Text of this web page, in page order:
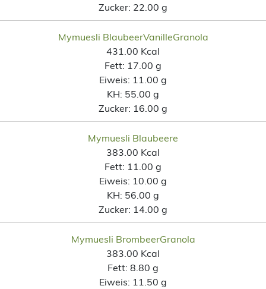
Zucker: 22.00 g
Mymuesli BlaubeerVanilleGranola
431.00 Kcal
Fett: 17.00 g
Eiweis: 11.00 g
KH: 55.00 g
Zucker: 16.00 g
Mymuesli Blaubeere
383.00 Kcal
Fett: 11.00 g
Eiweis: 10.00 g
KH: 56.00 g
Zucker: 14.00 g
Mymuesli BrombeerGranola
383.00 Kcal
Fett: 8.80 g
Eiweis: 11.50 g